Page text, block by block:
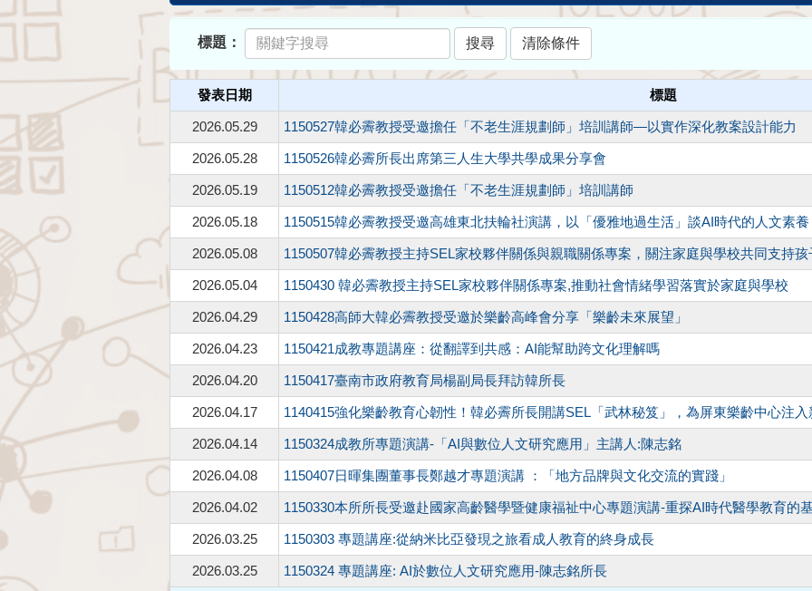
標題：
發表日期 標題
2026.05.29 1150527韓必霽教授受邀擔任「不老生涯規劃師」培訓講師—以實作深化教案設計能力
2026.05.28 1150526韓必霽所長出席第三人生大學共學成果分享會
2026.05.19 1150512韓必霽教授受邀擔任「不老生涯規劃師」培訓講師
2026.05.18 1150515韓必霽教授受邀高雄東北扶輪社演講，以「優雅地過生活」談AI時代的人文素養
2026.05.08 1150507韓必霽教授主持SEL家校夥伴關係與親職關係專案，關注家庭與學校共同支持孩
2026.05.04 1150430 韓必霽教授主持SEL家校夥伴關係專案,推動社會情緒學習落實於家庭與學校
2026.04.29 1150428高師大韓必霽教授受邀於樂齡高峰會分享「樂齡未來展望」
2026.04.23 1150421成教專題講座：從翻譯到共感：AI能幫助跨文化理解嗎
2026.04.20 1150417臺南市政府教育局楊副局長拜訪韓所長
2026.04.17 1140415強化樂齡教育心韌性！韓必霽所長開講SEL「武林秘笈」，為屏東樂齡中心注入
2026.04.14 1150324成教所專題演講-「AI與數位人文研究應用」主講人:陳志銘
2026.04.08 1150407日暉集團董事長鄭越才專題演講 ：「地方品牌與文化交流的實踐」
2026.04.02 1150330本所所長受邀赴國家高齡醫學暨健康福祉中心專題演講-重探AI時代醫學教育的
2026.03.25 1150303 專題講座:從納米比亞發現之旅看成人教育的終身成長
2026.03.25 1150324 專題講座: AI於數位人文研究應用-陳志銘所長